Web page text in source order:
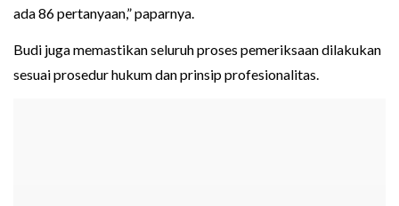
ada 86 pertanyaan,” paparnya.
Budi juga memastikan seluruh proses pemeriksaan dilakukan
sesuai prosedur hukum dan prinsip profesionalitas.